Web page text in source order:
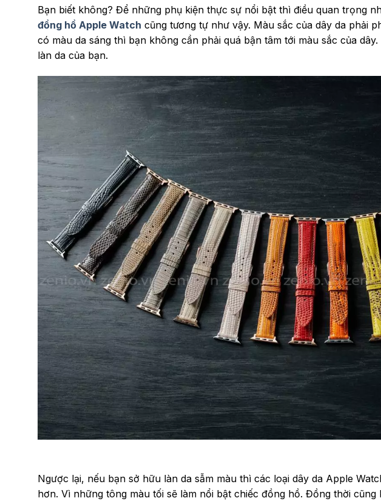
Bạn biết không? Để những phụ kiện thực sự nổi bật thì điều quan trọng
đồng hồ Apple Watch cũng tương tự như vậy. Màu sắc của dây da phải
có màu da sáng thì bạn không cần phải quá bận tâm tới màu sắc của
làn da của bạn.
Ngược lại, nếu bạn sở hữu làn da sẫm màu thì các loại dây da Apple
hơn. Vì những tông màu tối sẽ làm nổi bật chiếc đồng hồ. Đồng thời